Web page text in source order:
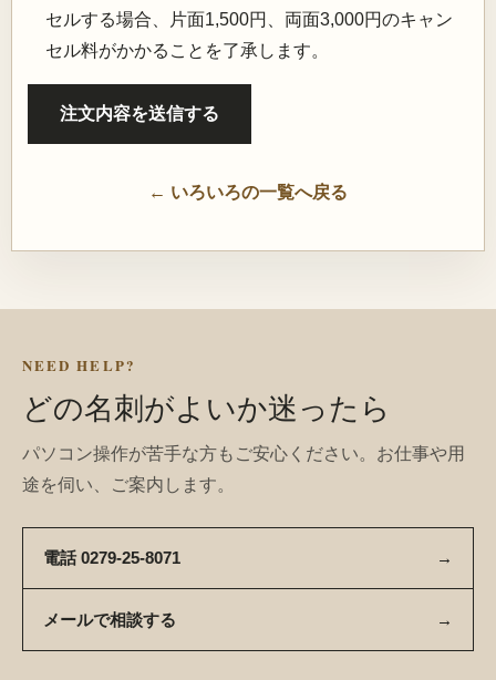
セルする場合、片面1,500円、両面3,000円のキャン
セル料がかかることを了承します。
← いろいろの一覧へ戻る
NEED HELP?
どの名刺がよいか迷ったら
パソコン操作が苦手な方もご安心ください。お仕事や用
途を伺い、ご案内します。
電話 0279-25-8071 →
メールで相談する →